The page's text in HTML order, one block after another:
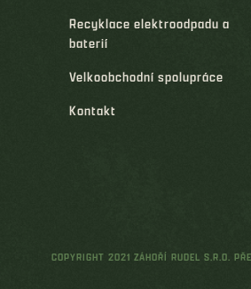
Recyklace elektroodpadu a
baterií
Velkoobchodní spolupráce
Kontakt
COPYRIGHT 2021 ZÁHOŘÍ RUDEL S.R.O.